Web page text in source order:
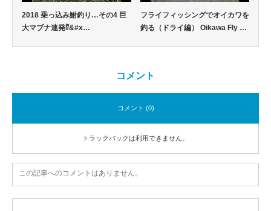
2018 乗っ込み鮒釣り…その4 巨
大マブナ連発⁉&#x…
フライフィッシングでオイカワを
釣る（ドライ編） Oikawa Fly …
コメント
コメント (0)
トラックバックは利用できません。
この記事へのコメントはありません。